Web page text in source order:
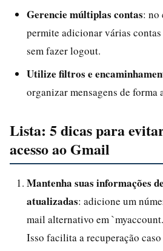
Gerencie múltiplas contas: no
permite adicionar várias
sem fazer logout.
Utilize filtros e
organizar mensagens de forma
Lista: 5 dicas para
acesso ao Gmail
Mantenha suas informações
atualizadas: adicione um
mail alternativo em
Isso facilita a recuperação